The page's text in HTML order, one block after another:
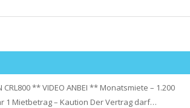
CRL800 ** VIDEO ANBEI ** Monatsmiete – 1.200
1 Mietbetrag – Kaution Der Vertrag darf…